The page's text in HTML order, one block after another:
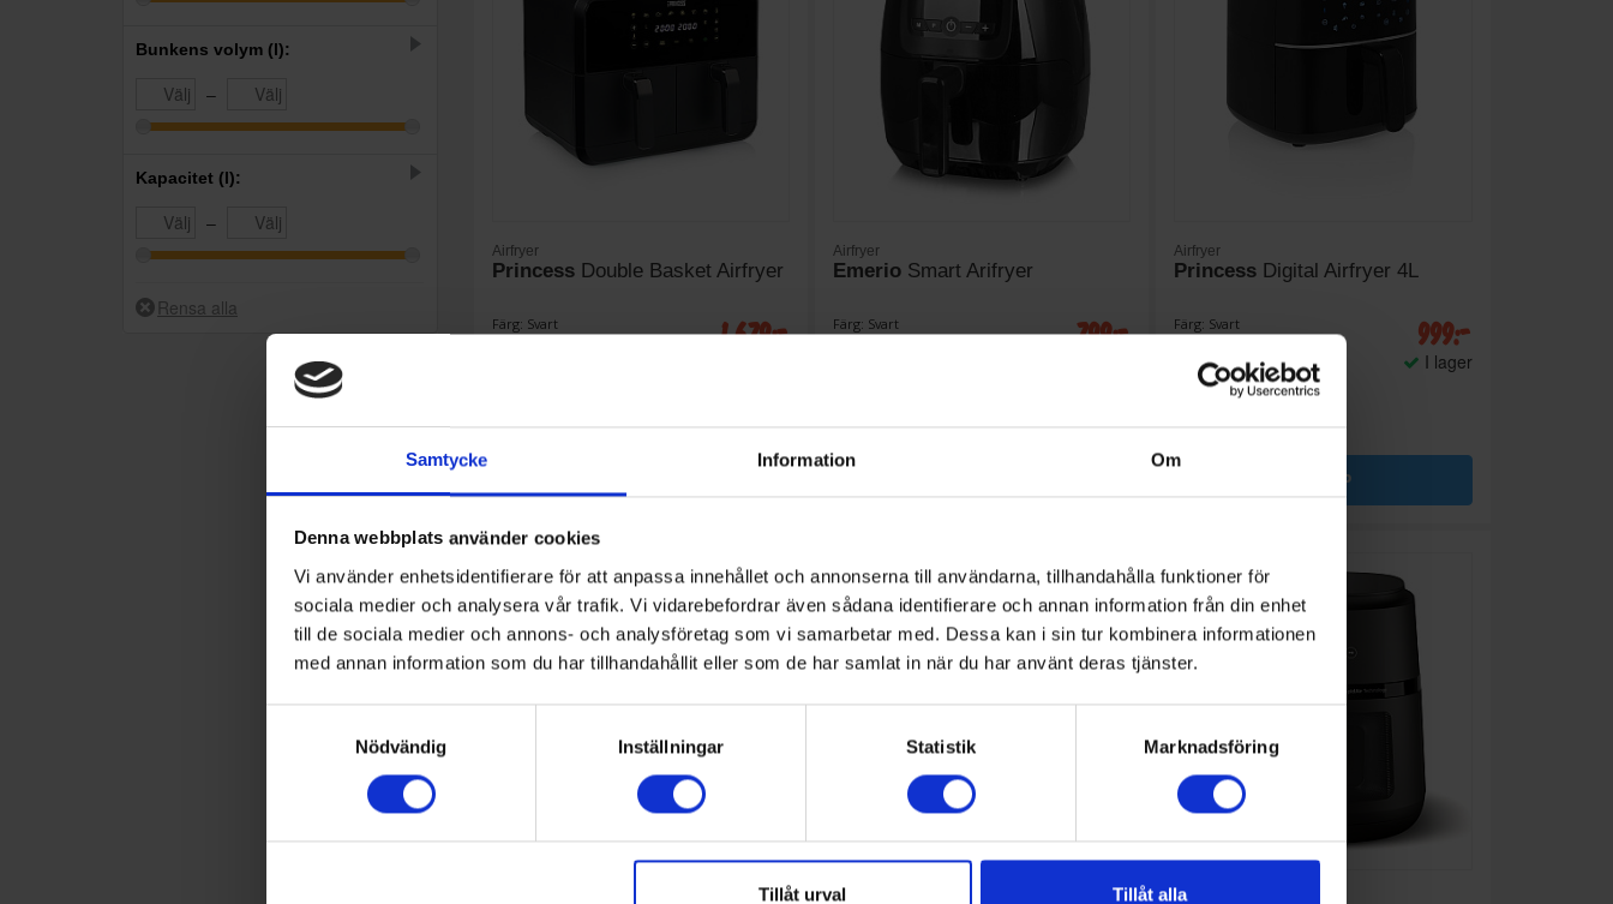
Samtycke Information Om
Denna webbplats använder cookies
Vi använder enhetsidentifierare för att anpassa innehållet och annonserna till användarna, tillhandahålla funktioner för
sociala medier och analysera vår trafik. Vi vidarebefordrar även sådana identifierare och annan information från din enhet
till de sociala medier och annons- och analysföretag som vi samarbetar med. Dessa kan i sin tur kombinera informationen
med annan information som du har tillhandahållit eller som de har samlat in när du har använt deras tjänster.
Nödvändig
Inställningar Statistik Marknadsföring
Tillåt urval Tillåt alla
Bunkens volym (l):
–
Kapacitet (l):
–
Airfryer
PrincessDouble Basket Airfryer
Färg: Svart
1 679:-
Airfryer
EmerioSmart Arifryer
Färg: Svart
799:-
Airfryer
Princess Digital Airfryer 4L
Färg: Svart
999:-
I lager
KÖP
Airfryer Airfryer